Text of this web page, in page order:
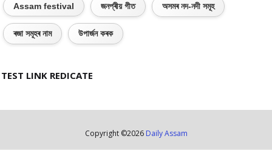
Assam festival জনপ্ৰীয় গীত অসমৰ নদ-নদী সমূহ
ৰজা সমূহৰ নাম উপাৰ্জন কৰক
TEST LINK REDICATE
Copyright ©2026 Daily Assam